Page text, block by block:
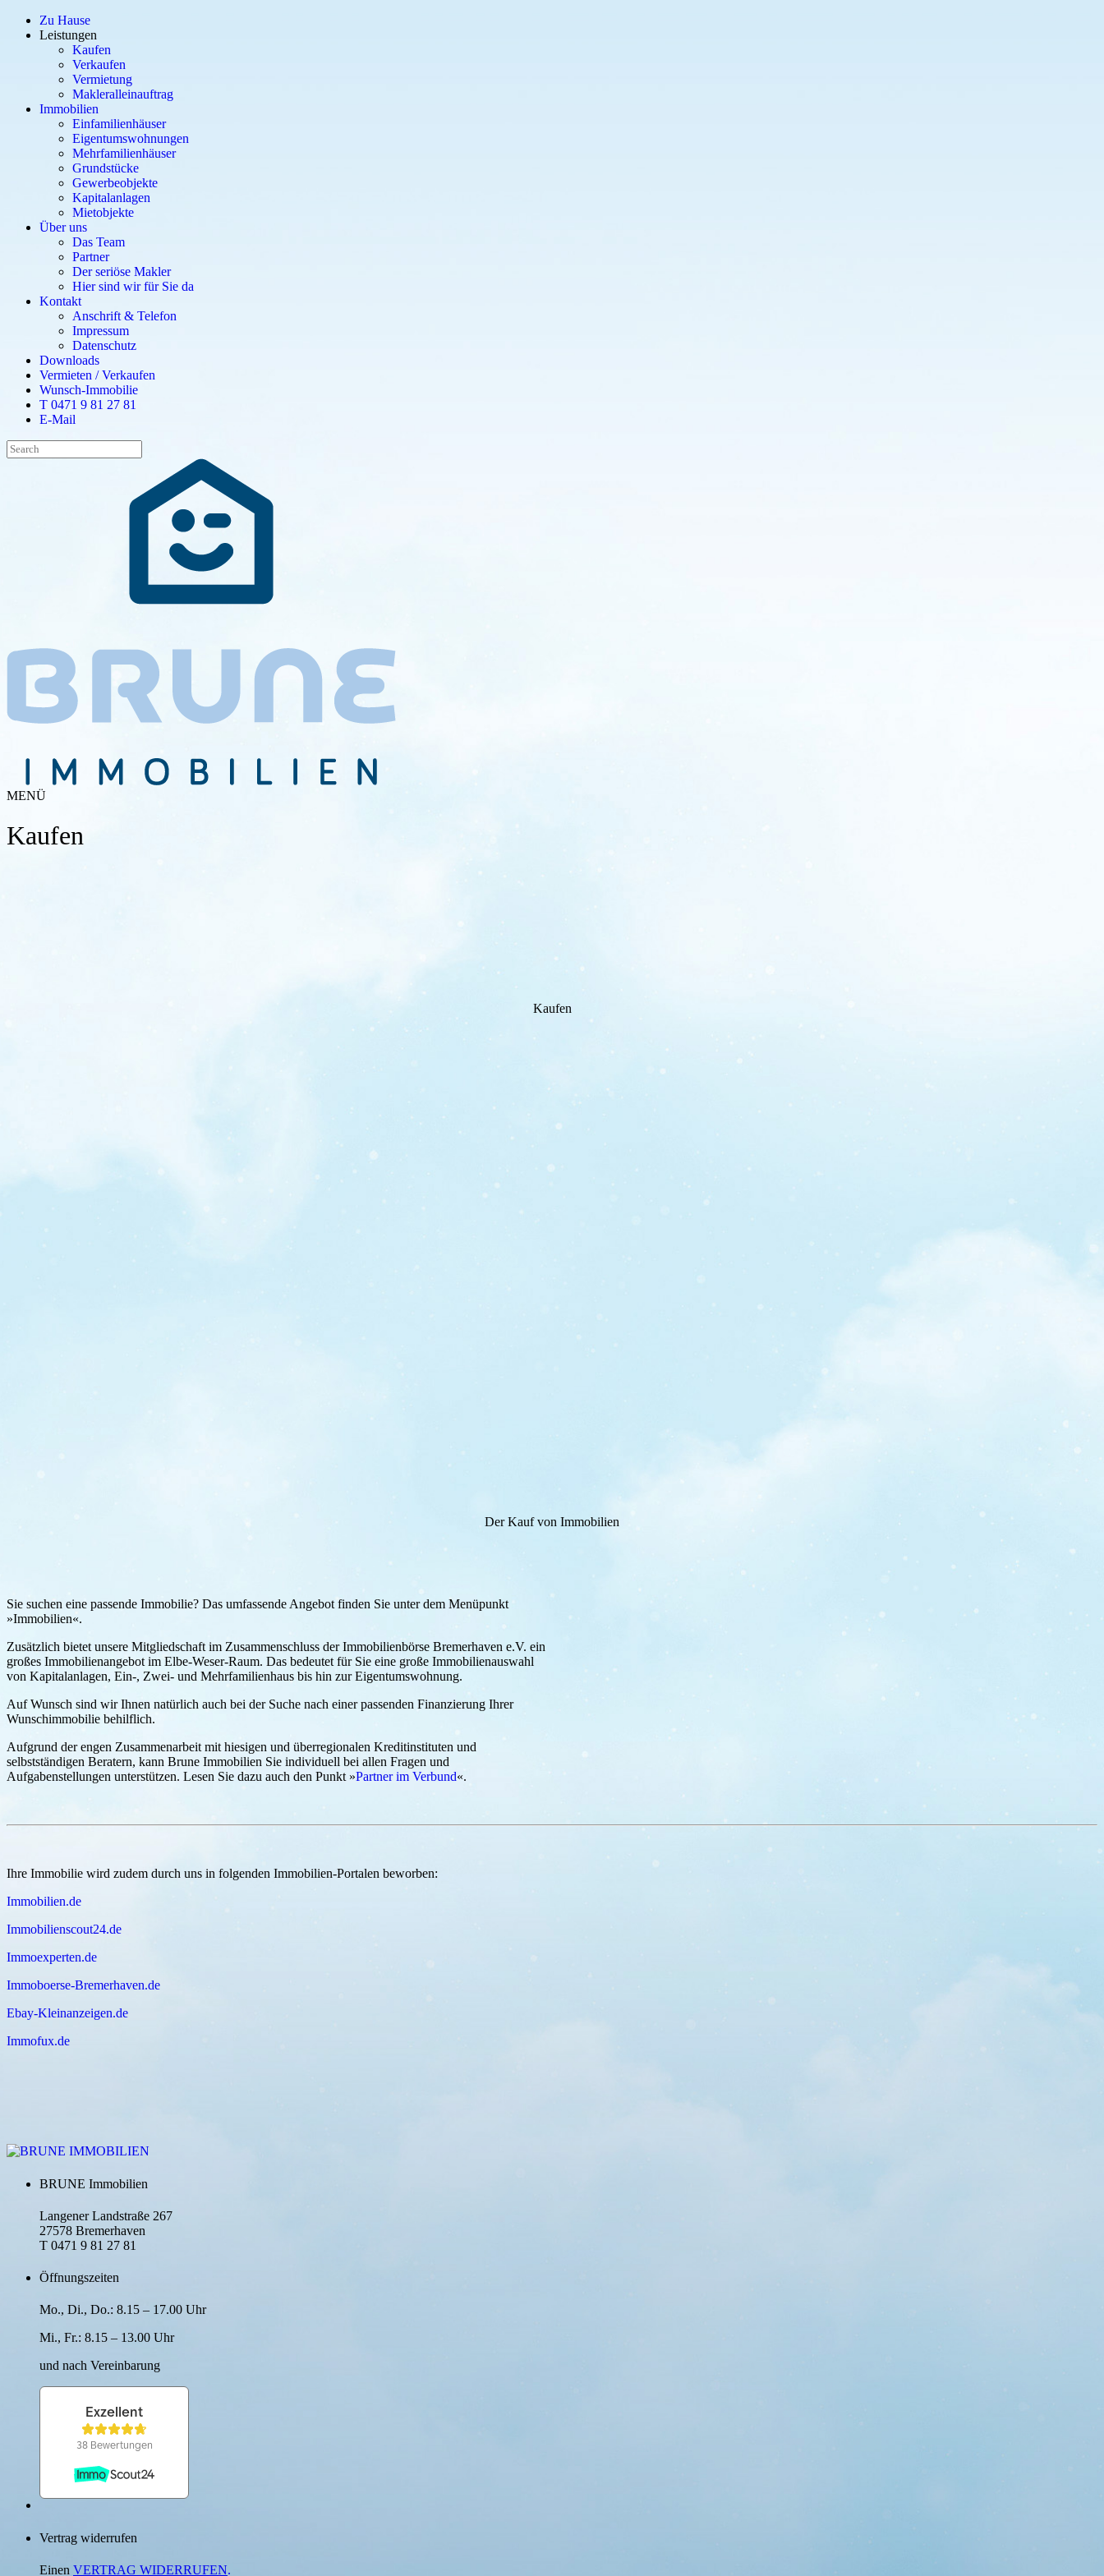
Zu Hause
Leistungen
Kaufen
Verkaufen
Vermietung
Makleralleinauftrag
Immobilien
Einfamilienhäuser
Eigentumswohnungen
Mehrfamilienhäuser
Grundstücke
Gewerbeobjekte
Kapitalanlagen
Mietobjekte
Über uns
Das Team
Partner
Der seriöse Makler
Hier sind wir für Sie da
Kontakt
Anschrift & Telefon
Impressum
Datenschutz
Downloads
Vermieten / Verkaufen
Wunsch-Immobilie
T 0471 9 81 27 81
E-Mail
MENÜ
Kaufen
Kaufen
Der Kauf von Immobilien
Sie suchen eine passende Immobilie? Das umfassende Angebot finden Sie unter dem Menüpunkt
»Immobilien«.
Zusätzlich bietet unsere Mitgliedschaft im Zusammenschluss der Immobilienbörse Bremerhaven e.V. ein
großes Immobilienangebot im Elbe-Weser-Raum. Das bedeutet für Sie eine große Immobilienauswahl
von Kapitalanlagen, Ein-, Zwei- und Mehrfamilienhaus bis hin zur Eigentumswohnung.
Auf Wunsch sind wir Ihnen natürlich auch bei der Suche nach einer passenden Finanzierung Ihrer
Wunschimmobilie behilflich.
Aufgrund der engen Zusammenarbeit mit hiesigen und überregionalen Kreditinstituten und
selbstständigen Beratern, kann Brune Immobilien Sie individuell bei allen Fragen und
Aufgabenstellungen unterstützen. Lesen Sie dazu auch den Punkt »Partner im Verbund«.
Ihre Immobilie wird zudem durch uns in folgenden Immobilien-Portalen beworben:
Immobilien.de
Immobilienscout24.de
Immoexperten.de
Immoboerse-Bremerhaven.de
Ebay-Kleinanzeigen.de
Immofux.de
BRUNE Immobilien
Langener Landstraße 267
27578 Bremerhaven
T 0471 9 81 27 81
Öffnungszeiten
Mo., Di., Do.: 8.15 – 17.00 Uhr
Mi., Fr.: 8.15 – 13.00 Uhr
und nach Verein­barung
Vertrag widerrufen
Einen VERTRAG WIDERRUFEN.